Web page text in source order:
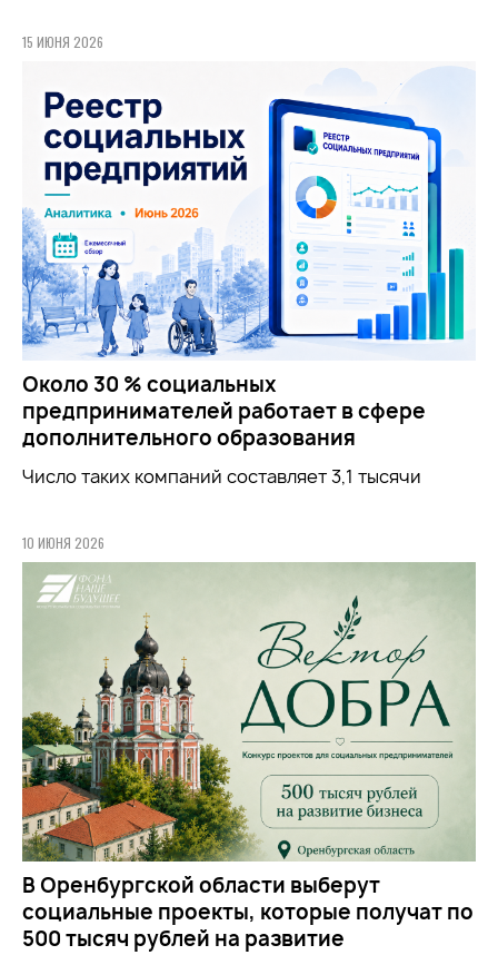
15 ИЮНЯ 2026
Около 30 % социальных
предпринимателей работает в сфере
дополнительного образования
Число таких компаний составляет 3,1 тысячи
10 ИЮНЯ 2026
В Оренбургской области выберут
социальные проекты, которые получат по
500 тысяч рублей на развитие